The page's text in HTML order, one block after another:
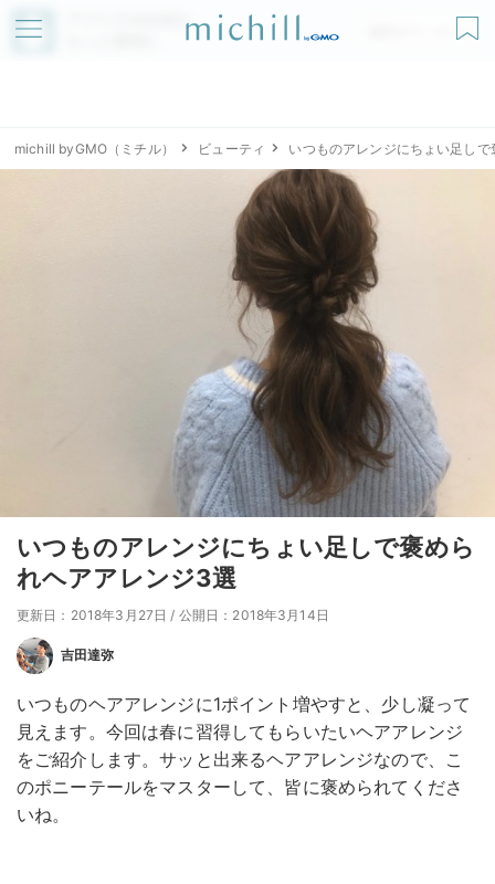
アプリでmichillが
無料ダウンロード
michill byGMO（ミチル） ビューティ いつものアレンジにちょい足し
いつものアレンジにちょい足しで褒めら
れヘアアレンジ3選
更新日：2018年3月27日 / 公開日：2018年3月14日
吉田達弥
いつものヘアアレンジに1ポイント増やすと、少し凝って
見えます。今回は春に習得してもらいたいヘアアレンジ
をご紹介します。サッと出来るヘアアレンジなので、こ
のポニーテールをマスターして、皆に褒められてくださ
いね。